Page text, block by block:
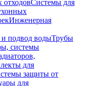
Системы для
Инженерная
подвод водыТрубы
системы
для
защиты от
для